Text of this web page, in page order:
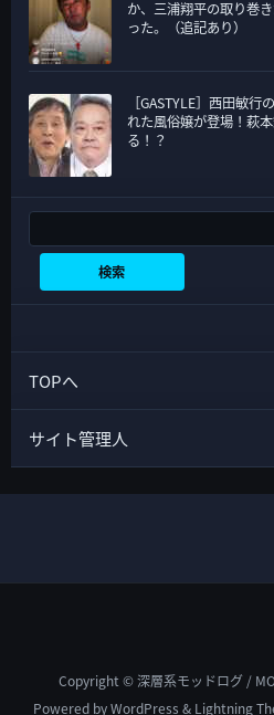
か、三浦翔平の取り巻
った。（追記あり）
［GASTYLE］西田敏
れた風俗嬢が登場！萩
る！？
検索
TOPへ
サイト管理人
Copyright © 深層系モッドログ /
Powered byWordPress & Lightning